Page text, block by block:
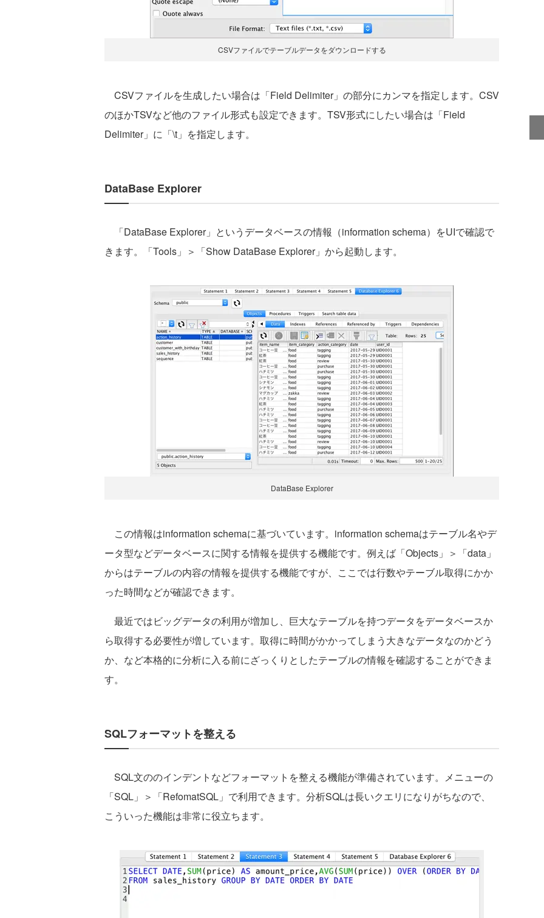
CSVファイルでテーブルデータをダウンロードする
CSVファイルを生成したい場合は「Field Delimiter」の部分にカンマを指定します。CSV
のほかTSVなど他のファイル形式も設定できます。TSV形式にしたい場合は「Field
Delimiter」に「\t」を指定します。
DataBase Explorer
「DataBase Explorer」というデータベースの情報（information schema）をUIで確認で
きます。「Tools」＞「Show DataBase Explorer」から起動します。
DataBase Explorer
この情報はinformation schemaに基づいています。information schemaはテーブル名やデ
ータ型などデータベースに関する情報を提供する機能です。例えば「Objects」＞「data」
からはテーブルの内容の情報を提供する機能ですが、ここでは行数やテーブル取得にかか
った時間などが確認できます。
最近ではビッグデータの利用が増加し、巨大なテーブルを持つデータをデータベースか
ら取得する必要性が増しています。取得に時間がかかってしまう大きなデータなのかどう
か、など本格的に分析に入る前にざっくりとしたテーブルの情報を確認することができま
す。
SQLフォーマットを整える
SQL文ののインデントなどフォーマットを整える機能が準備されています。メニューの
「SQL」＞「RefomatSQL」で利用できます。分析SQLは長いクエリになりがちなので、
こういった機能は非常に役立ちます。